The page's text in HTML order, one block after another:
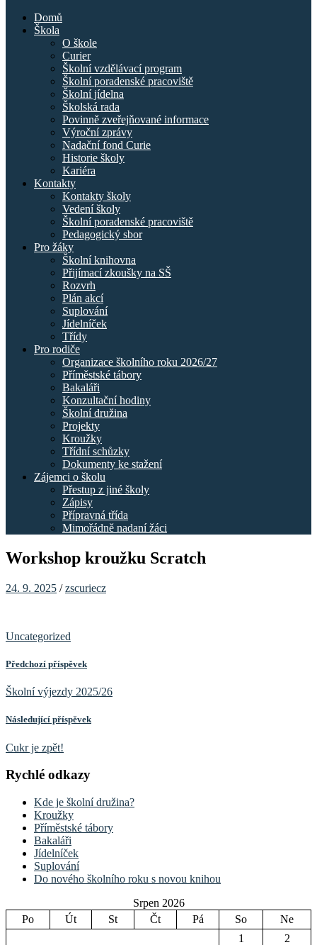
Domů
Škola
O škole
Curier
Školní vzdělávací program
Školní poradenské pracoviště
Školní jídelna
Školská rada
Povinně zveřejňované informace
Výroční zprávy
Nadační fond Curie
Historie školy
Kariéra
Kontakty
Kontakty školy
Vedení školy
Školní poradenské pracoviště
Pedagogický sbor
Pro žáky
Školní knihovna
Přijímací zkoušky na SŠ
Rozvrh
Plán akcí
Suplování
Jídelníček
Třídy
Pro rodiče
Organizace školního roku 2026/27
Příměstské tábory
Bakaláři
Konzultační hodiny
Školní družina
Projekty
Kroužky
Třídní schůzky
Dokumenty ke stažení
Zájemci o školu
Přestup z jiné školy
Zápisy
Přípravná třída
Mimořádně nadaní žáci
Workshop kroužku Scratch
24. 9. 2025 /zscuriecz
Uncategorized
Předchozí příspěvek
Školní výjezdy 2025/26
Následující příspěvek
Cukr je zpět!
Rychlé odkazy
Kde je školní družina?
Kroužky
Příměstské tábory
Bakaláři
Jídelníček
Suplování
Do nového školního roku s novou knihou
Srpen 2026
Po
Út St Čt Pá So
Ne
1
2